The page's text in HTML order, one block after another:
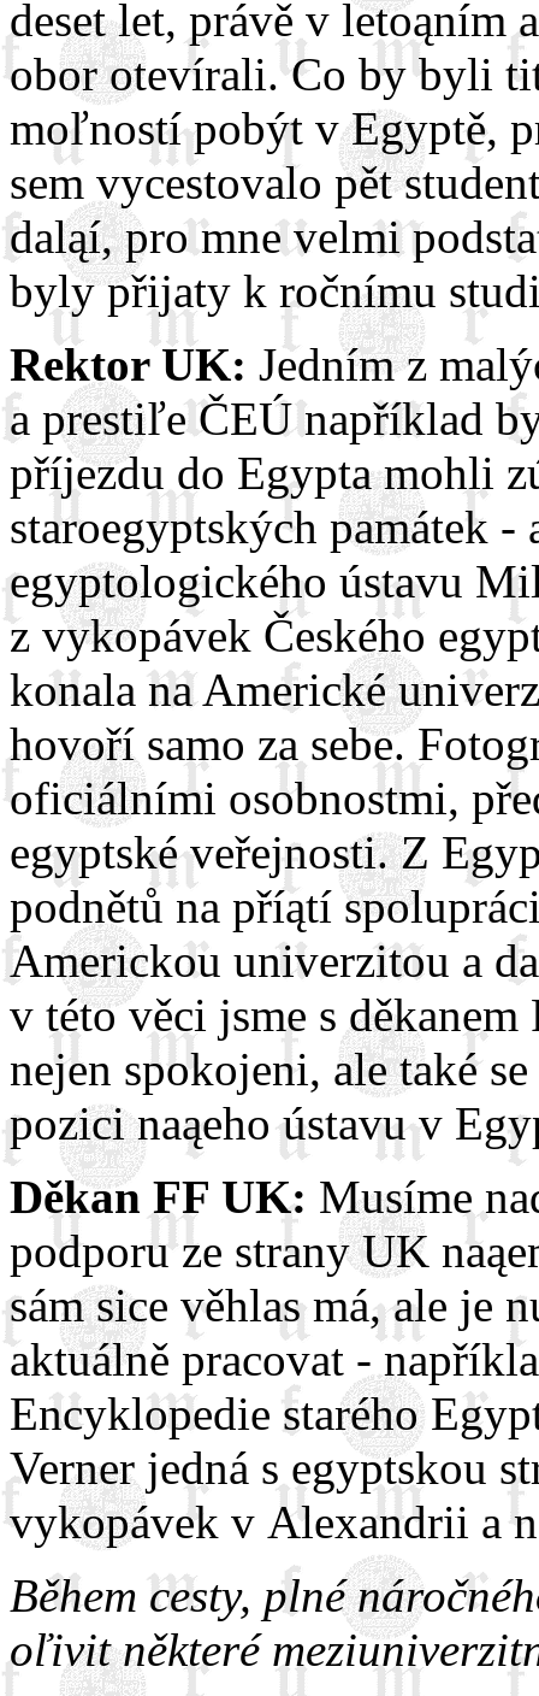
deset let, právě v letoąním
obor otevírali. Co by byli
moľností pobýt v Egyptě,
sem vycestovalo pět
daląí, pro mne velmi
byly přijaty k ročnímu
Rektor UK: Jedním z
a prestiľe ČEÚ například
příjezdu do Egypta mohli
staroegyptských památek
egyptologického ústavu
z vykopávek Českého
konala na Americké
hovoří samo za sebe.
oficiálními osobnostmi,
egyptské veřejnosti. Z
podnětů na příątí
Americkou univerzitou a
v této věci jsme s
nejen spokojeni, ale také
pozici naąeho ústavu v
Děkan FF UK: Musíme
podporu ze strany UK
sám sice věhlas má, ale je
aktuálně pracovat -
Encyklopedie starého
Verner jedná s egyptskou
vykopávek v Alexandrii a
Během cesty, plné
oľivit některé